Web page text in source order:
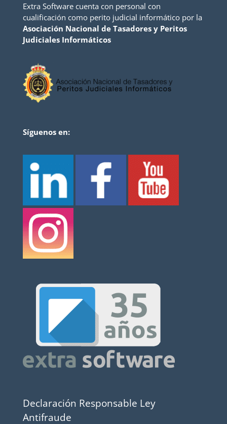
Extra Software cuenta con personal con
cualificación como perito judicial informático por la
Asociación Nacional de Tasadores y Peritos
Judiciales Informáticos
Síguenos en:
Declaración Responsable Ley
Antifraude